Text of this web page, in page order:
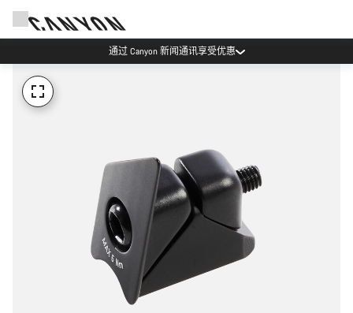
通过 Canyon 新闻通讯享受优惠